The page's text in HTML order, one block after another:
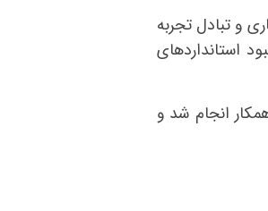
و تبادل تجربه
استانداردهای
انجام شد و